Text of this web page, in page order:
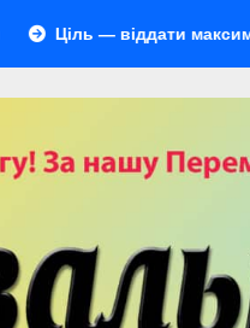
— віддати максимум: